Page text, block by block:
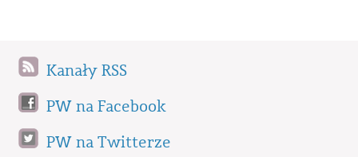
Kanały RSS
PW na Facebook
PW na Twitterze